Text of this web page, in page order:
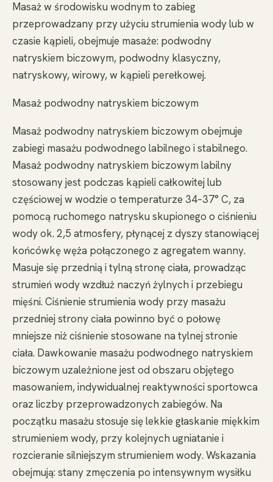
Masaż w środowisku wodnym to zabieg
przeprowadzany przy użyciu strumienia wody lub w
czasie kąpieli, obejmuje masaże: podwodny
natryskiem biczowym, podwodny klasyczny,
natryskowy, wirowy, w kąpieli perełkowej.
Masaż podwodny natryskiem biczowym
Masaż podwodny natryskiem biczowym obejmuje
zabiegi masażu podwodnego labilnego i stabilnego.
Masaż podwodny natryskiem biczowym labilny
stosowany jest podczas kąpieli całkowitej lub
częściowej w wodzie o temperaturze 34–37° C, za
pomocą ruchomego natrysku skupionego o ciśnieniu
wody ok. 2,5 atmosfery, płynącej z dyszy stanowiącej
końcówkę węża połączonego z agregatem wanny.
Masuje się przednią i tylną stronę ciała, prowadząc
strumień wody wzdłuż naczyń żylnych i przebiegu
mięśni. Ciśnienie strumienia wody przy masażu
przedniej strony ciała powinno być o połowę
mniejsze niż ciśnienie stosowane na tylnej stronie
ciała. Dawkowanie masażu podwodnego natryskiem
biczowym uzależnione jest od obszaru objętego
masowaniem, indywidualnej reaktywności sportowca
oraz liczby przeprowadzonych zabiegów. Na
początku masażu stosuje się lekkie głaskanie miękkim
strumieniem wody, przy kolejnych ugniatanie i
rozcieranie silniejszym strumieniem wody. Wskazania
obejmują: stany zmęczenia po intensywnym wysiłku